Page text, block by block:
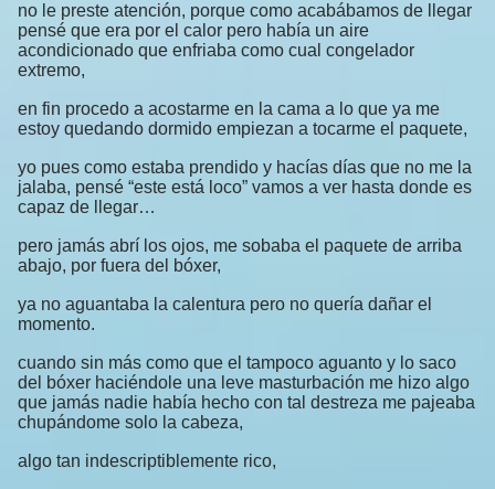
no le preste atención, porque como acabábamos de llegar
pensé que era por el calor pero había un aire
acondicionado que enfriaba como cual congelador
extremo,
en fin procedo a acostarme en la cama a lo que ya me
estoy quedando dormido empiezan a tocarme el paquete,
yo pues como estaba prendido y hacías días que no me la
jalaba, pensé “este está loco” vamos a ver hasta donde es
capaz de llegar…
pero jamás abrí los ojos, me sobaba el paquete de arriba
abajo, por fuera del bóxer,
ya no aguantaba la calentura pero no quería dañar el
momento.
cuando sin más como que el tampoco aguanto y lo saco
del bóxer haciéndole una leve masturbación me hizo algo
que jamás nadie había hecho con tal destreza me pajeaba
chupándome solo la cabeza,
algo tan indescriptiblemente rico,